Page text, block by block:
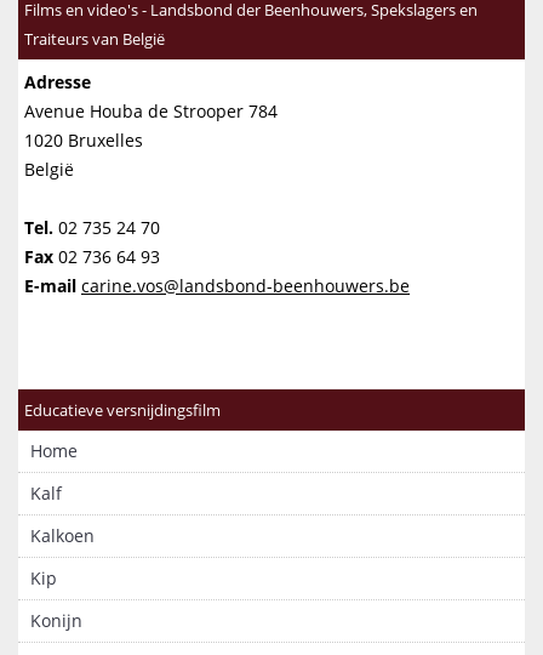
Films en video's - Landsbond der Beenhouwers, Spekslagers en
Traiteurs van België
Adresse
Avenue Houba de Strooper 784
1020 Bruxelles
België
Tel. 02 735 24 70
Fax 02 736 64 93
E-mail carine.vos@landsbond-beenhouwers.be
Educatieve versnijdingsfilm
Home
Kalf
Kalkoen
Kip
Konijn